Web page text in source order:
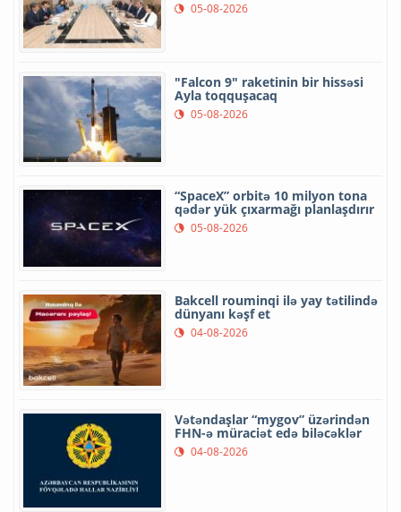
05-08-2026
"Falcon 9" raketinin bir hissəsi
Ayla toqquşacaq
05-08-2026
“SpaceX” orbitə 10 milyon tona
qədər yük çıxarmağı planlaşdırır
05-08-2026
Bakcell rouminqi ilə yay tətilində
dünyanı kəşf et
04-08-2026
Vətəndaşlar “mygov” üzərindən
FHN-ə müraciət edə biləcəklər
04-08-2026